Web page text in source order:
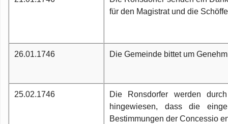
für den Magistrat und die
26.01.1746 Die Gemeinde bittet um
25.02.1746
Die Ronsdorfer werden
hingewiesen, dass die
Bestimmungen der Concessio